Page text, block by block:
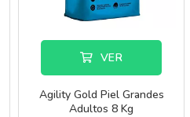
VER
Agility Gold Piel Grandes
Adultos 8 Kg